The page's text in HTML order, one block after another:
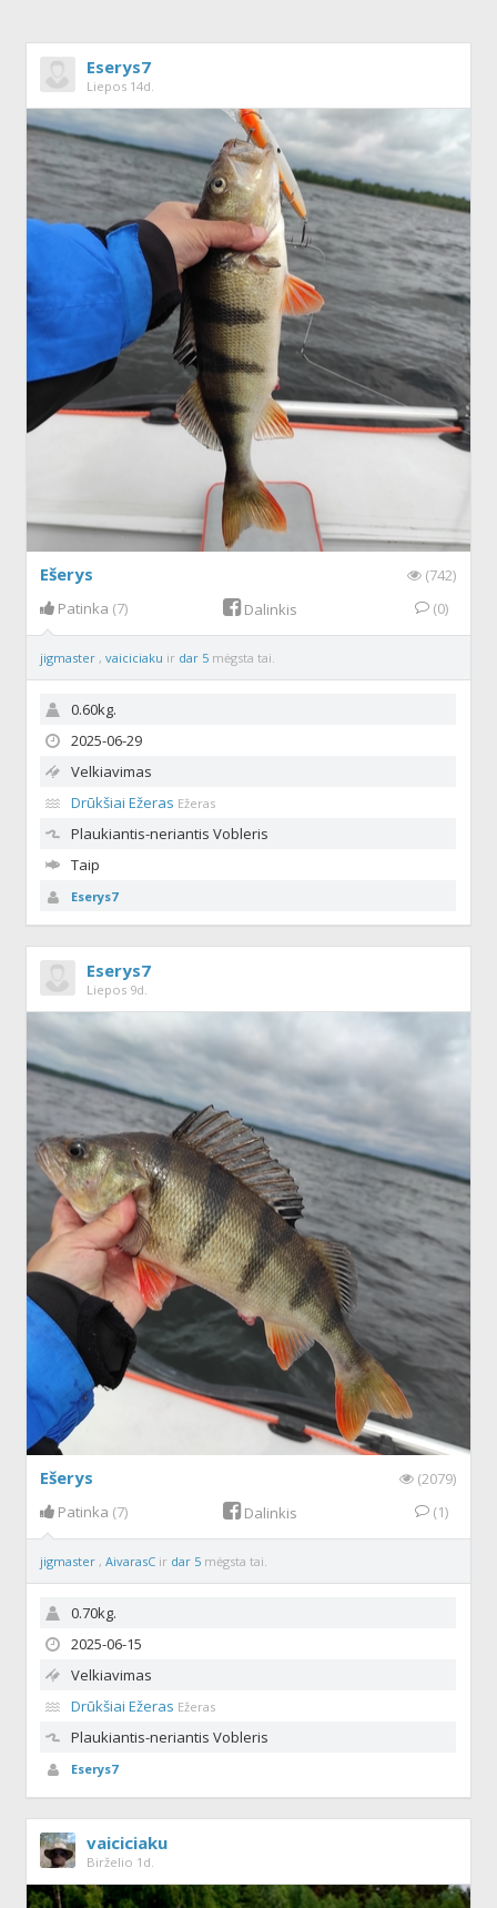
Eserys7
Liepos 14d.
Ešerys
(742)
Patinka (7) Dalinkis (0)
jigmaster ,vaiciciaku ir dar 5 mėgsta tai.
0.60kg.
2025-06-29
Velkiavimas
Drūkšiai Ežeras Ežeras
Plaukiantis-neriantisVobleris
Taip
Eserys7
Eserys7
Liepos 9d.
Ešerys
(2079)
Patinka (7) Dalinkis (1)
jigmaster ,AivarasC ir dar 5 mėgsta tai.
0.70kg.
2025-06-15
Velkiavimas
Drūkšiai Ežeras Ežeras
Plaukiantis-neriantisVobleris
Eserys7
vaiciciaku
Birželio 1d.